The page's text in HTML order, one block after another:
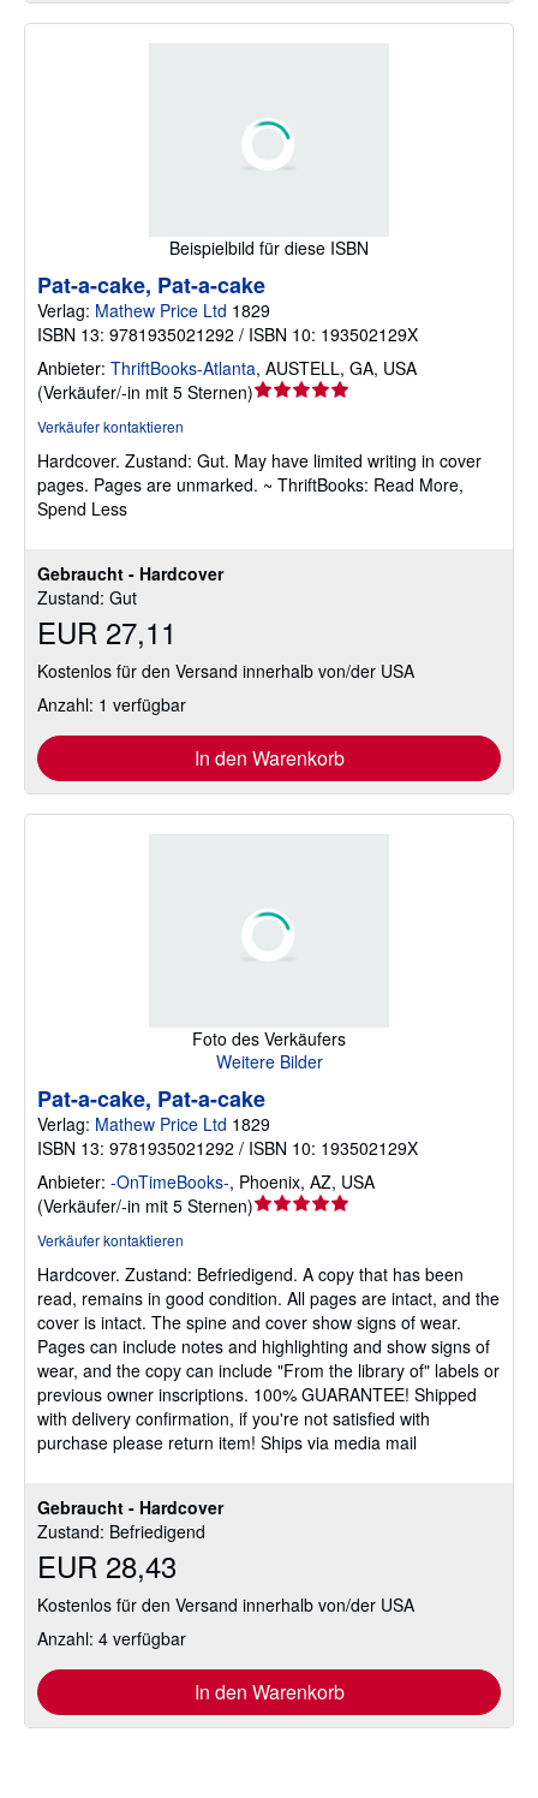
Beispielbild für diese ISBN
Gebraucht - Hardcover
Zustand: Gut
EUR 27,11
Kostenlos für den Versand innerhalb von/der USA
Anzahl: 1 verfügbar
In den Warenkorb
Pat-a-cake, Pat-a-cake
Verlag: Mathew Price Ltd 1829
ISBN 13: 9781935021292 / ISBN 10: 193502129X
Anbieter: ThriftBooks-Atlanta, AUSTELL, GA, USA
(Verkäufer/-in mit 5 Sternen)Verkäuferbewertung
5
Sternen
Verkäufer kontaktieren
Hardcover. Zustand: Gut. May have limited writing in cover
pages. Pages are unmarked. ~ ThriftBooks: Read More,
Spend Less
Foto des Verkäufers
Weitere Bilder
Gebraucht - Hardcover
Zustand: Befriedigend
EUR 28,43
Kostenlos für den Versand innerhalb von/der USA
Anzahl: 4 verfügbar
In den Warenkorb
Pat-a-cake, Pat-a-cake
Verlag: Mathew Price Ltd 1829
ISBN 13: 9781935021292 / ISBN 10: 193502129X
Anbieter: -OnTimeBooks-, Phoenix, AZ, USA
(Verkäufer/-in mit 5 Sternen)Verkäuferbewertung
5
Sternen
Verkäufer kontaktieren
Hardcover. Zustand: Befriedigend. A copy that has been
read, remains in good condition. All pages are intact, and the
cover is intact. The spine and cover show signs of wear.
Pages can include notes and highlighting and show signs of
wear, and the copy can include "From the library of" labels or
previous owner inscriptions. 100% GUARANTEE! Shipped
with delivery confirmation, if you're not satisfied with
purchase please return item! Ships via media mail